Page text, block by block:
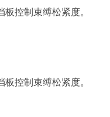
控制束缚松紧度。
控制束缚松紧度。